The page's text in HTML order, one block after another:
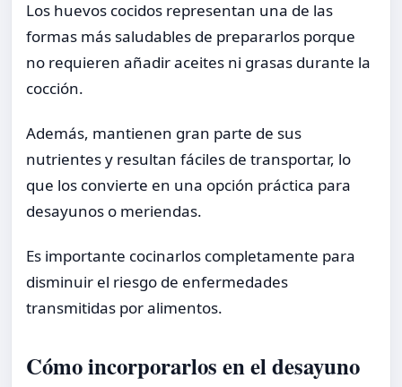
Los huevos cocidos representan una de las
formas más saludables de prepararlos porque
no requieren añadir aceites ni grasas durante la
cocción.
Además, mantienen gran parte de sus
nutrientes y resultan fáciles de transportar, lo
que los convierte en una opción práctica para
desayunos o meriendas.
Es importante cocinarlos completamente para
disminuir el riesgo de enfermedades
transmitidas por alimentos.
Cómo incorporarlos en el desayuno